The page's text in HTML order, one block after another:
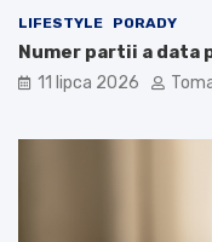
LIFESTYLE PORADY
Numer partii a data
11 lipca 2026